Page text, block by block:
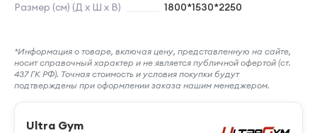
Размер (см) (Д х Ш х В)
1800*1530*2250
*Информация о товаре, включая цену, представленную на сайте,
носит справочный характер и не является публичной офертой (ст.
437 ГК РФ). Точная стоимость и условия покупки будут
подтверждены при оформлении заказа нашим менеджером.
Ultra Gym